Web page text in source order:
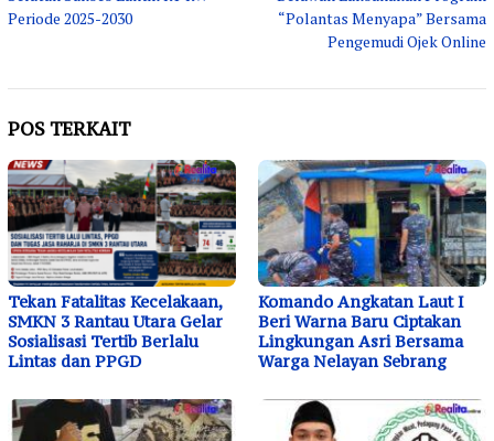
Periode 2025-2030
“Polantas Menyapa” Bersama
Pengemudi Ojek Online
POS TERKAIT
Tekan Fatalitas Kecelakaan,
SMKN 3 Rantau Utara Gelar
Sosialisasi Tertib Berlalu
Lintas dan PPGD
Komando Angkatan Laut I
Beri Warna Baru Ciptakan
Lingkungan Asri Bersama
Warga Nelayan Sebrang